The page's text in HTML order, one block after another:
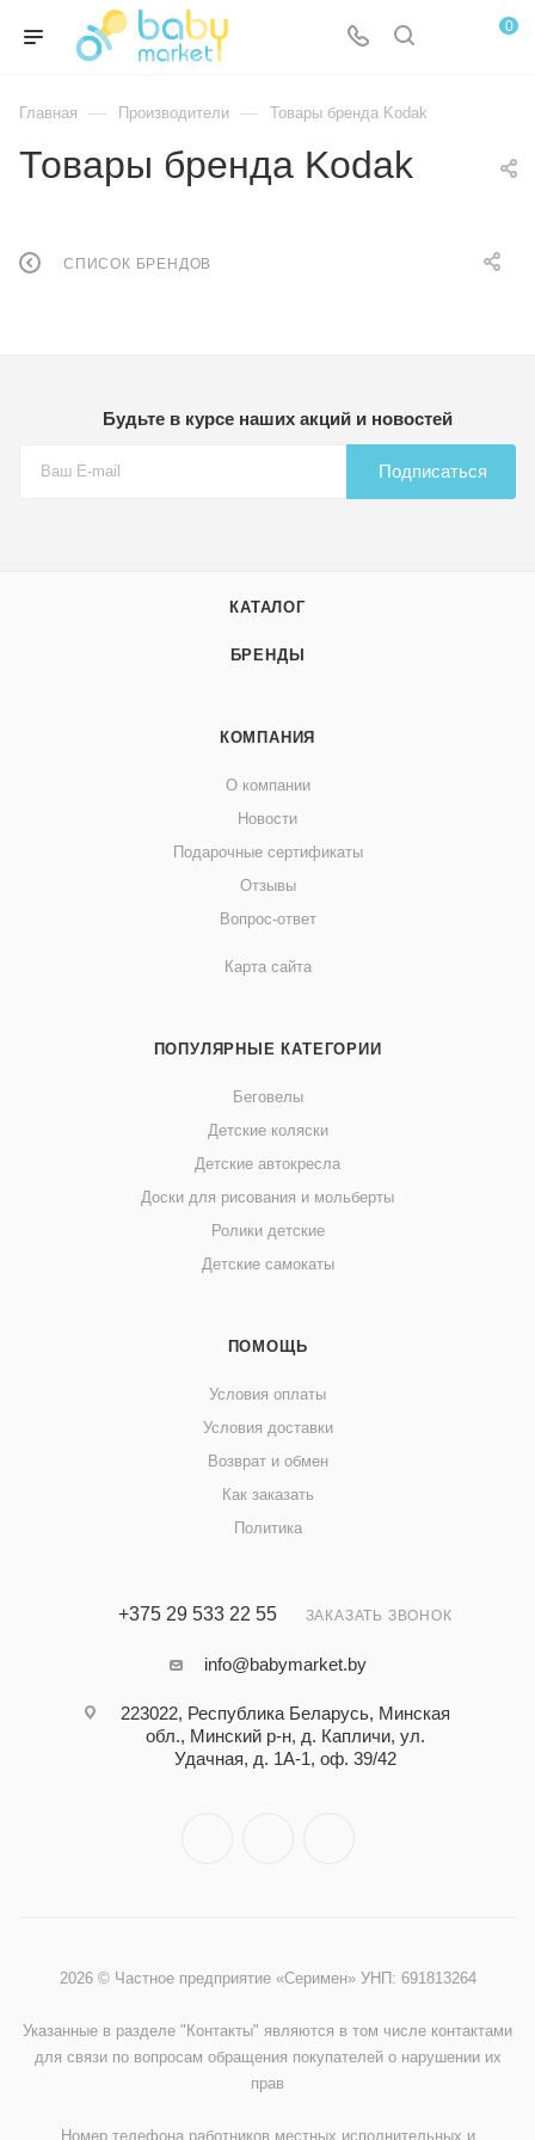
0
Главная — Производители — Товары бренда Kodak
Товары бренда Kodak
СПИСОК БРЕНДОВ
Будьте в курсе наших акций и новостей
Подписаться
КАТАЛОГ
БРЕНДЫ
КОМПАНИЯ
О компании
Новости
Подарочные сертификаты
Отзывы
Вопрос-ответ
Карта сайта
ПОПУЛЯРНЫЕ КАТЕГОРИИ
Беговелы
Детские коляски
Детские автокресла
Доски для рисования и мольберты
Ролики детские
Детские самокаты
ПОМОЩЬ
Условия оплаты
Условия доставки
Возврат и обмен
Как заказать
Политика
+375 29 533 22 55 ЗАКАЗАТЬ ЗВОНОК
info@babymarket.by
223022, Республика Беларусь, Минская
обл., Минский р-н, д. Капличи, ул.
Удачная, д. 1А-1, оф. 39/42
2026 © Частное предприятие «Серимен» УНП: 691813264
Указанные в разделе "Контакты" являются в том числе контактами
для связи по вопросам обращения покупателей о нарушении их
прав
Номер телефона работников местных исполнительных и